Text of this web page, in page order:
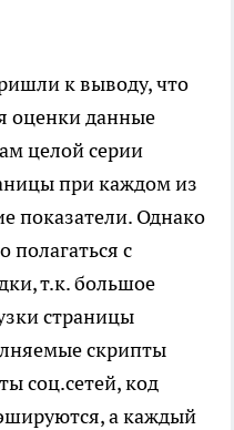
к выводу, что
оценки данные
целой серии
при каждом из
показатели. Однако
полагаться с
т.к. большое
страницы
скрипты
соц.сетей, код
а каждый